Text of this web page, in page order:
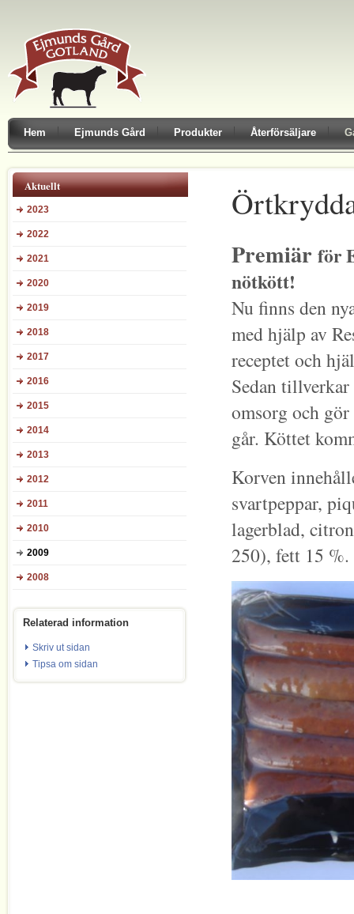
Hem Ejmunds Gård Produkter Återförsäljare
Aktuellt
2023
2022
2021
2020
2019
2018
2017
2016
2015
2014
2013
2012
2011
2010
2009
2008
Relaterad information
Skriv ut sidan
Tipsa om sidan
Premiär för
nötkött!
Nu finns den
med hjälp av
receptet och
Sedan
omsorg och
går. Köttet
Korven
svartpeppar,
lagerblad,
250), fett 15 %.